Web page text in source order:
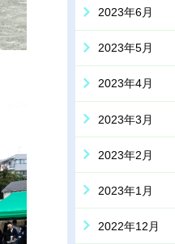
2023年6月
2023年5月
2023年4月
2023年3月
2023年2月
2023年1月
2022年12月